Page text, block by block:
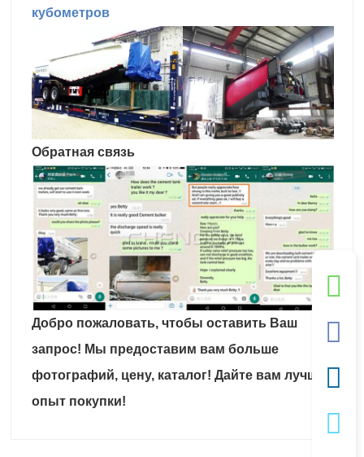
кубометров
Обратная связь
Добро пожаловать, чтобы оставить Ваш
запрос! Мы предоставим вам больше
фотографий, цену, каталог! Дайте вам лучший
опыт покупки!